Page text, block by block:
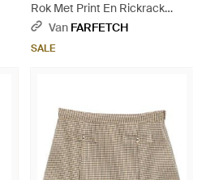
Rok Met Print En Rickrack
Afwerking - Naturel
Van FARFETCH
SALE